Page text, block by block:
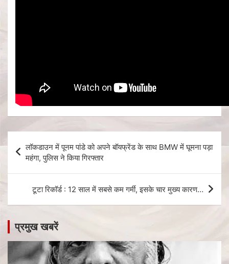
लॉकडाउन में पूनम पांडे को अपने बॉयफ्रेंड के साथ BMW में घूमना पड़ा
महंगा, पुलिस ने किया गिरफ्तार
टूटा रिकॉर्ड : 12 साल में सबसे कम गर्मी, इसके चार मुख्य कारण…
प्रमुख खबरें